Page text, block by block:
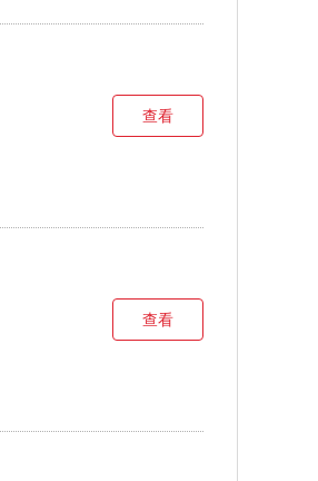
查看
查看